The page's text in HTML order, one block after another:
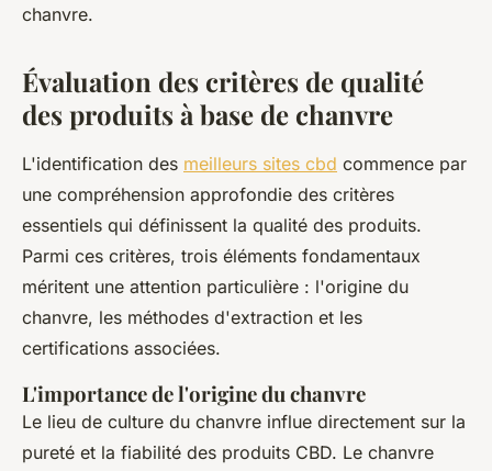
chanvre.
Évaluation des critères de qualité
des produits à base de chanvre
L'identification des meilleurs sites cbd commence par
une compréhension approfondie des critères
essentiels qui définissent la qualité des produits.
Parmi ces critères, trois éléments fondamentaux
méritent une attention particulière : l'origine du
chanvre, les méthodes d'extraction et les
certifications associées.
L'importance de l'origine du chanvre
Le lieu de culture du chanvre influe directement sur la
pureté et la fiabilité des produits CBD. Le chanvre